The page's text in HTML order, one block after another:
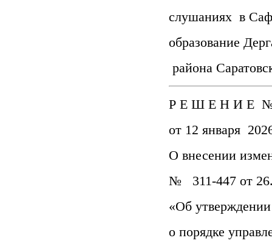
слушаниях в
образование
района
Р Е Ш Е Н И Е №
от 12 января
О внесении
№ 311-447 от
«Об
о порядке